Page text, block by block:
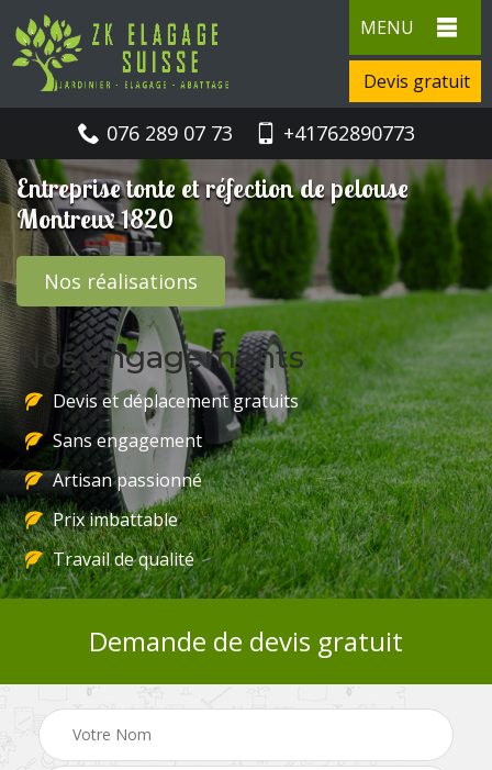
MENU
Devis gratuit
076 289 07 73 +41762890773
Entreprise tonte et réfection de pelouse
Montreux 1820
Nos réalisations
Nos engagements
Devis et déplacement gratuits
Sans engagement
Artisan passionné
Prix imbattable
Travail de qualité
Demande de devis gratuit